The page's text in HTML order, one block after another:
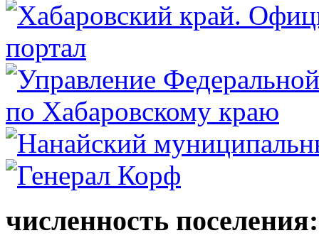
численность поселения: